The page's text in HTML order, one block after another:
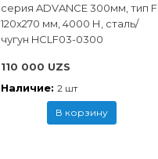
cерия ADVANCE 300мм, тип F,
120x270 мм, 4000 Н, сталь/
чугун HCLF03-0300
110 000 UZS
Наличие: 2 шт
В корзину